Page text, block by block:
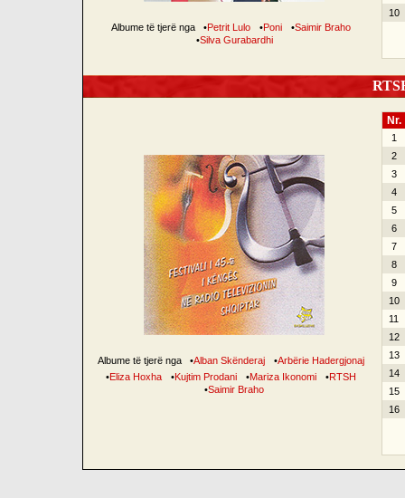
Albume të tjerë nga •Petrit Lulo •Poni •Saimir Braho
•Silva Gurabardhi
10
Albume të tjerë nga •Alban Skënderaj •Arbërie Hadergjonaj
•Eliza Hoxha •Kujtim Prodani •Mariza Ikonomi •RTSH
•Saimir Braho
Nr.
1
2
3
4
5
6
7
8
9
10
11
12
13
14
15
16